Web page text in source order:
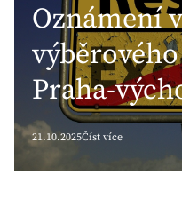
Oznámení
Praha-
Marcel
21.10.2025Číst více